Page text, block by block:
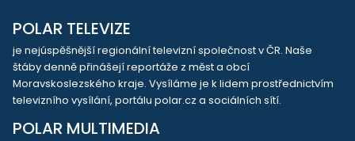
POLAR TELEVIZE
je nejúspěšnější regionální televizní společnost v ČR. Naše
štáby denně přinášejí reportáže z měst a obcí
Moravskoslezského kraje. Vysíláme je k lidem prostřednictvím
televizního vysílání, portálu polar.cz a sociálních sítí.
POLAR MULTIMEDIA